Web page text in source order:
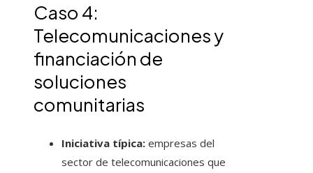
Caso 4:
Telecomunicaciones y
financiación de
soluciones
comunitarias
Iniciativa típica: empresas del
sector de telecomunicaciones que